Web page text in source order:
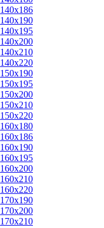
140x186
140x190
140x195
140x200
140x210
140x220
150x190
150x195
150x200
150x210
150x220
160x180
160x186
160x190
160x195
160x200
160x210
160x220
170x190
170x200
170x210